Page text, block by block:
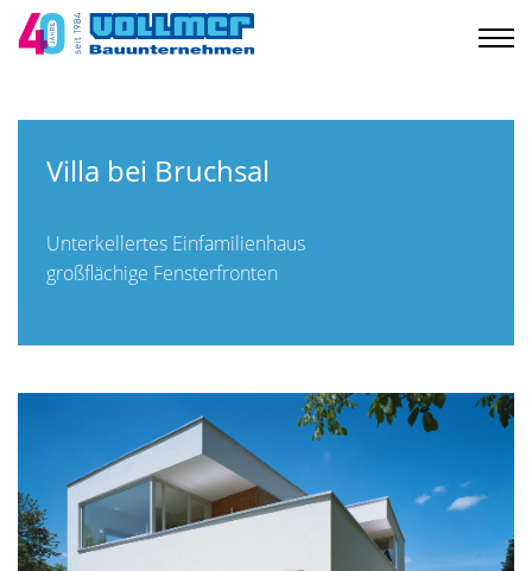
Villa bei Bruchsal
Unterkellertes Einfamilienhaus
großflächige Fensterfronten